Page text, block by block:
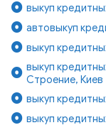
выкуп
автовыкуп
выкуп
выкуп
Строение, Киев
выкуп
выкуп